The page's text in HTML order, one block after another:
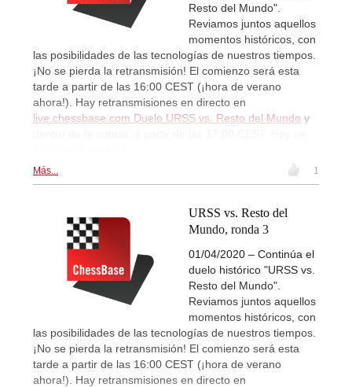
Resto del Mundo".
Reviamos juntos aquellos
momentos históricos, con
las posibilidades de las tecnologías de nuestros tiempos.
¡No se pierda la retransmisión! El comienzo será esta
tarde a partir de las 16:00 CEST (¡hora de verano
ahora!). Hay retransmisiones en directo en
live.chessbase.com Duelo URSS vs. Resto del Mundo y
Más... 1
URSS vs. Resto del
Mundo, ronda 3
01/04/2020 – Continúa el
duelo histórico "URSS vs.
Resto del Mundo".
Reviamos juntos aquellos
momentos históricos, con
las posibilidades de las tecnologías de nuestros tiempos.
¡No se pierda la retransmisión! El comienzo será esta
tarde a partir de las 16:00 CEST (¡hora de verano
ahora!). Hay retransmisiones en directo en